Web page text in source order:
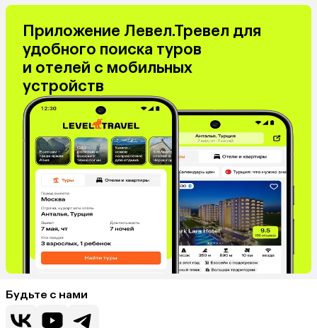
Приложение Левел.Тревел для
удобного поиска туров
и отелей с мобильных
устройств
Будьте с нами